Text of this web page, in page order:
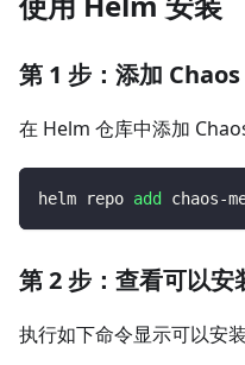
第 1 步：添加
在 Helm 仓库中添加
helm repo add chaos-
第 2 步：查看可以
执行如下命令显示可以安